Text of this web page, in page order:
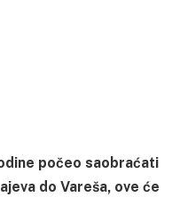
počeo saobraćati
do Vareša, ove će